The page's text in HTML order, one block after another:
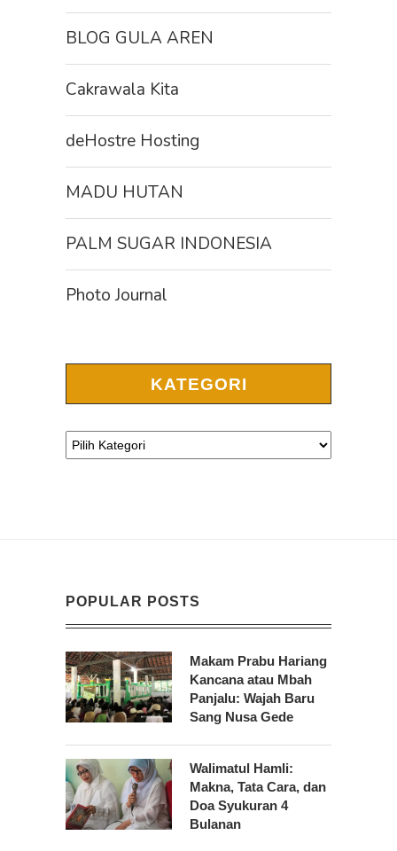
BLOG GULA AREN
Cakrawala Kita
deHostre Hosting
MADU HUTAN
PALM SUGAR INDONESIA
Photo Journal
KATEGORI
POPULAR POSTS
Makam Prabu Hariang
Kancana atau Mbah
Panjalu: Wajah Baru
Sang Nusa Gede
Walimatul Hamli:
Makna, Tata Cara, dan
Doa Syukuran 4
Bulanan